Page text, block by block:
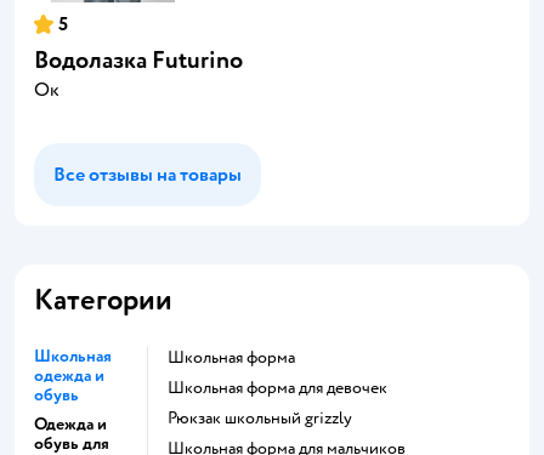
5
Водолазка Futurino
Ок
Все отзывы на товары
Категории
Школьная
одежда и
обувь
Одежда и
обувь для
Школьная форма
Школьная форма для девочек
Рюкзак школьный grizzly
Школьная форма для мальчиков